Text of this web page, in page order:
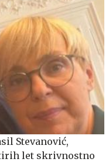
Stevanović,
let skrivnostno